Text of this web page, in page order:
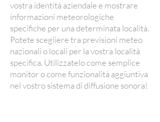
vostra identità aziendale e mostrare
informazioni meteorologiche
specifiche per una determinata località.
Potete scegliere tra previsioni meteo
nazionali o locali per la vostra località
specifica. Utilizzatelo come semplice
monitor o come funzionalità aggiuntiva
nel vostro sistema di diffusione sonora!